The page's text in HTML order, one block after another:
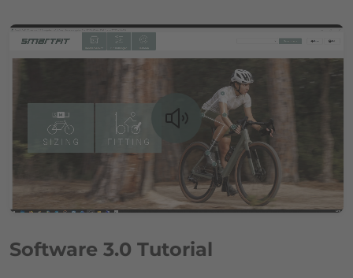
Software 3.0 Tutorial